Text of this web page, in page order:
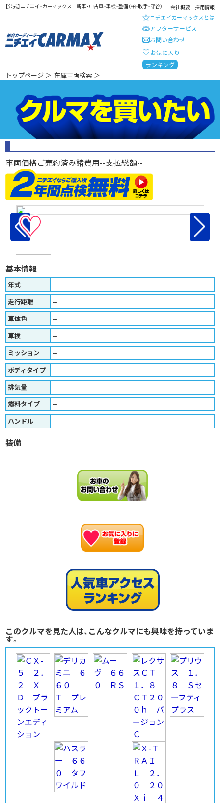
【公式】ニチエイ・カーマックス 新車・中古車・車検・整備（柏・取手・守谷） 会社概要 採用情報
総合カーディーラー ニチエイ・
ニチエイカーマックスとは
アフターサービス
お問い合わせ
お気に入り
ランキング
トップページ ＞ 在庫車両検索 ＞
車両価格ご売約済み諸費用--支払総額--
♡
基本情報
年式
走行距離
--
車体色
--
車検
--
ミッション
--
ボディタイプ
--
排気量
--
燃料タイプ
--
ハンドル
--
装備
このクルマを見た人は、こんなクルマにも興味を持っていま
す。